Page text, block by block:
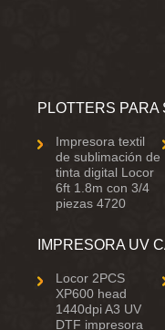
PLOTTERS PARA
Impresora textil
de sublimación de
tinta digital Locor
6ft 1.8m con 3/4
piezas 4720
IMPRESORA UV
Locor 2PCS
XP600 head
1440dpi A3 UV
DTF impresora